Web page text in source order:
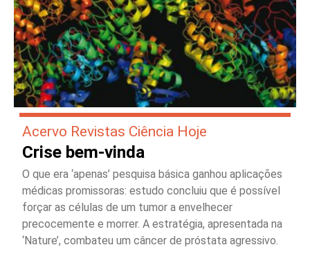
Acervo Revistas Ciência Hoje
Crise bem-vinda
O que era ‘apenas’ pesquisa básica ganhou aplicações
médicas promissoras: estudo concluiu que é possível
forçar as células de um tumor a envelhecer
precocemente e morrer. A estratégia, apresentada na
‘Nature’, combateu um câncer de próstata agressivo.